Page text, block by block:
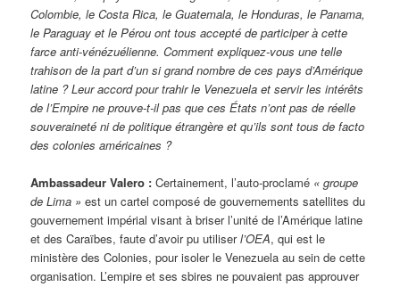
Colombie, le Costa Rica, le Guatemala, le Honduras, le Panama,
le Paraguay et le Pérou ont tous accepté de participer à cette
farce anti-vénézuélienne. Comment expliquez-vous une telle
trahison de la part d’un si grand nombre de ces pays d’Amérique
latine ? Leur accord pour trahir le Venezuela et servir les intérêts
de l’Empire ne prouve-t-il pas que ces États n’ont pas de réelle
souveraineté ni de politique étrangère et qu’ils sont tous de facto
des colonies américaines ?
Ambassadeur Valero :Certainement, l’auto-proclamé «groupe
de Lima » est un cartel composé de gouvernements satellites du
gouvernement impérial visant à briser l’unité de l’Amérique latine
et des Caraïbes, faute d’avoir pu utiliserl’OEA, qui est le
ministère des Colonies, pour isoler le Venezuela au sein de cette
organisation. L’empire et ses sbires ne pouvaient pas approuver